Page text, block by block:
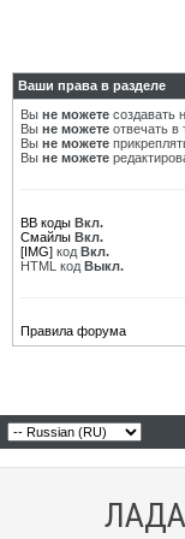
Ваши права в разделе
Вы не можете создавать
Вы не можете отвечать в
Вы не можете
Вы не можете
BB коды Вкл.
Смайлы Вкл.
[IMG] код Вкл.
HTML код Выкл.
Правила форума
ЛАДА